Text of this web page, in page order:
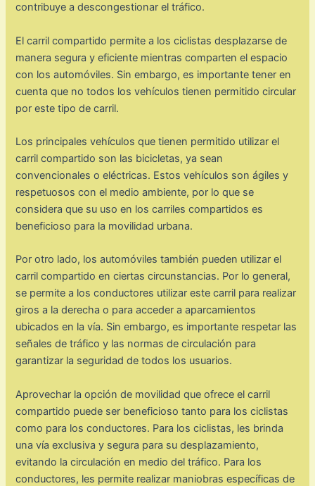
contribuye a descongestionar el tráfico.
El carril compartido permite a los ciclistas desplazarse de
manera segura y eficiente mientras comparten el espacio
con los automóviles. Sin embargo, es importante tener en
cuenta que no todos los vehículos tienen permitido circular
por este tipo de carril.
Los principales vehículos que tienen permitido utilizar el
carril compartido son las bicicletas, ya sean
convencionales o eléctricas. Estos vehículos son ágiles y
respetuosos con el medio ambiente, por lo que se
considera que su uso en los carriles compartidos es
beneficioso para la movilidad urbana.
Por otro lado, los automóviles también pueden utilizar el
carril compartido en ciertas circunstancias. Por lo general,
se permite a los conductores utilizar este carril para realizar
giros a la derecha o para acceder a aparcamientos
ubicados en la vía. Sin embargo, es importante respetar las
señales de tráfico y las normas de circulación para
garantizar la seguridad de todos los usuarios.
Aprovechar la opción de movilidad que ofrece el carril
compartido puede ser beneficioso tanto para los ciclistas
como para los conductores. Para los ciclistas, les brinda
una vía exclusiva y segura para su desplazamiento,
evitando la circulación en medio del tráfico. Para los
conductores, les permite realizar maniobras específicas de